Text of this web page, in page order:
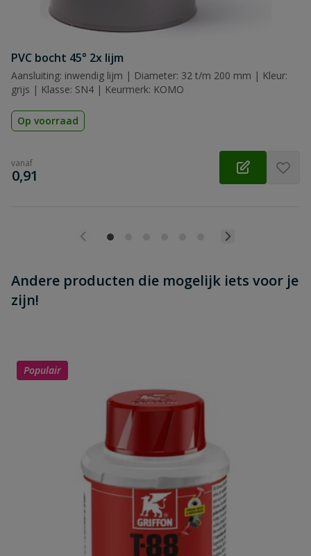
Beoordeling versturen
PVC bocht 45° 2x lijm
Aansluiting: inwendig lijm | Diameter: 32 t/m 200 mm | Kleur:
grijs | Klasse: SN4 | Keurmerk: KOMO
Op voorraad
vanaf
€
0,91
Andere producten die mogelijk iets voor je
zijn!
Populair